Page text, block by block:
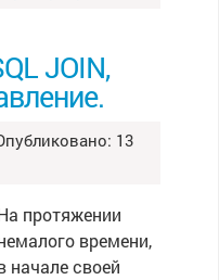
JOIN,
13
протяжении
времени,
начале своей